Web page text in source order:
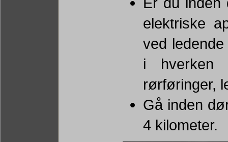
elektriske
ved
i hverken
rørføringer,
Gå inden
4 kilometer.